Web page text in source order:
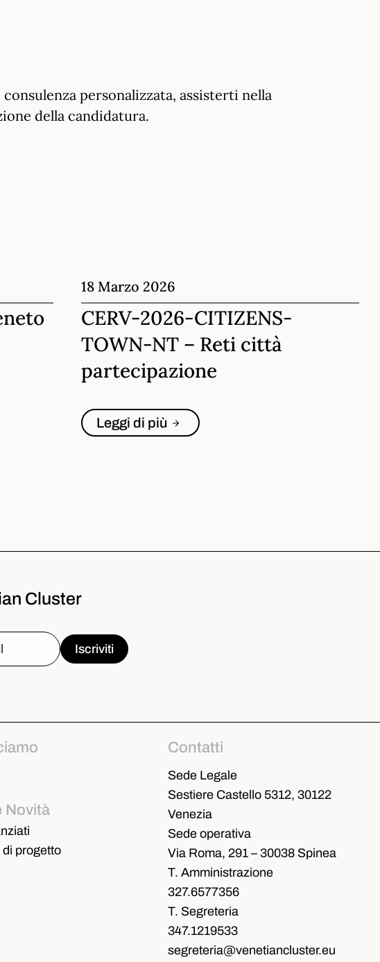
personalizzata, assisterti nella
della candidatura.
18 Marzo 2026
CERV-2026-CITIZENS-
TOWN-NT – Reti città
partecipazione
Leggi di più
Cluster
Novità
progetto
Contatti
Sede Legale
Sestiere Castello 5312, 30122
Venezia
Sede operativa
Via Roma, 291 – 30038 Spinea
T. Amministrazione
327.6577356
T. Segreteria
347.1219533
segreteria@venetiancluster.eu